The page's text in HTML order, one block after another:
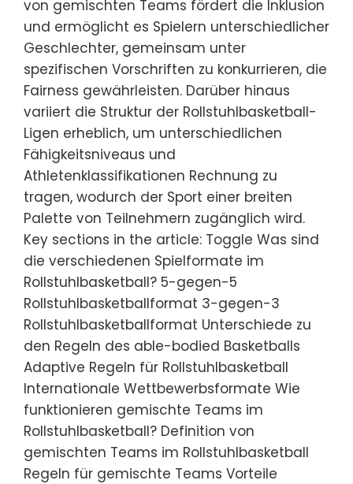
von gemischten Teams fördert die Inklusion
und ermöglicht es Spielern unterschiedlicher
Geschlechter, gemeinsam unter
spezifischen Vorschriften zu konkurrieren, die
Fairness gewährleisten. Darüber hinaus
variiert die Struktur der Rollstuhlbasketball-
Ligen erheblich, um unterschiedlichen
Fähigkeitsniveaus und
Athletenklassifikationen Rechnung zu
tragen, wodurch der Sport einer breiten
Palette von Teilnehmern zugänglich wird.
Key sections in the article: Toggle Was sind
die verschiedenen Spielformate im
Rollstuhlbasketball? 5-gegen-5
Rollstuhlbasketballformat 3-gegen-3
Rollstuhlbasketballformat Unterschiede zu
den Regeln des able-bodied Basketballs
Adaptive Regeln für Rollstuhlbasketball
Internationale Wettbewerbsformate Wie
funktionieren gemischte Teams im
Rollstuhlbasketball? Definition von
gemischten Teams im Rollstuhlbasketball
Regeln für gemischte Teams Vorteile